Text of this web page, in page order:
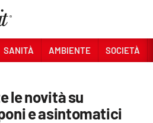
SANITÀ AMBIENTE SOCIETÀ
le novità su
e asintomatici